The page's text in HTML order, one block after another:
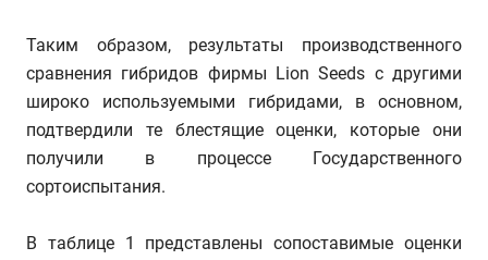
Таким образом, результаты производственного
сравнения гибридов фирмы Lion Seeds с другими
широко используемыми гибридами, в основном,
подтвердили те блестящие оценки, которые они
получили в процессе Государственного
сортоиспытания.
В таблице 1 представлены сопоставимые оценки